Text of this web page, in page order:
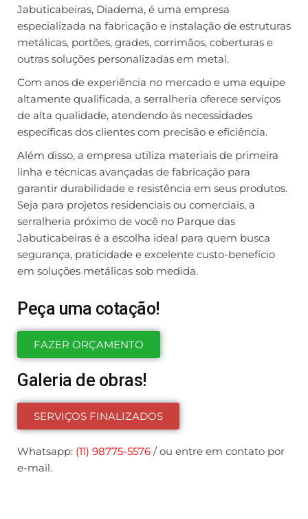
Jabuticabeiras, Diadema, é uma empresa
especializada na fabricação e instalação de estruturas
metálicas, portões, grades, corrimãos, coberturas e
outras soluções personalizadas em metal.
Com anos de experiência no mercado e uma equipe
altamente qualificada, a serralheria oferece serviços
de alta qualidade, atendendo às necessidades
específicas dos clientes com precisão e eficiência.
Além disso, a empresa utiliza materiais de primeira
linha e técnicas avançadas de fabricação para
garantir durabilidade e resistência em seus produtos.
Seja para projetos residenciais ou comerciais, a
serralheria próximo de você no Parque das
Jabuticabeiras é a escolha ideal para quem busca
segurança, praticidade e excelente custo-benefício
em soluções metálicas sob medida.
Peça uma cotação!
FAZER ORÇAMENTO
Galeria de obras!
SERVIÇOS FINALIZADOS
Whatsapp: (11) 98775-5576 / ou entre em contato por
e-mail.